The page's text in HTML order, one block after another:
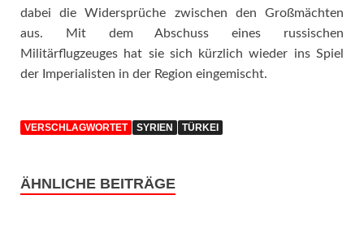
dabei die Widersprüche zwischen den Großmächten
aus. Mit dem Abschuss eines russischen
Militärflugzeuges hat sie sich kürzlich wieder ins Spiel
der Imperialisten in der Region eingemischt.
VERSCHLAGWORTET SYRIEN TÜRKEI
ÄHNLICHE BEITRÄGE